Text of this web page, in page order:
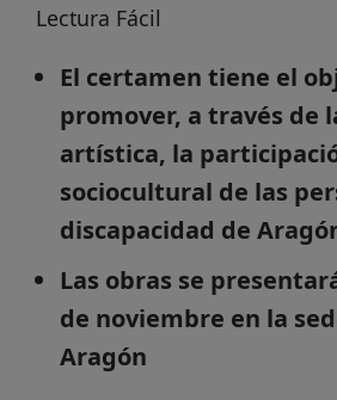
Lectura Fácil
El certamen tiene el
promover, a través de
artística, la
sociocultural de las
discapacidad de
Las obras se
de noviembre en la
Aragón